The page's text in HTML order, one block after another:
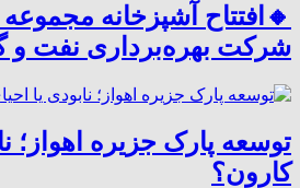
شرکت بهره‌برداری نفت و
توسعه پارک جزیره اهواز؛
کارون؟